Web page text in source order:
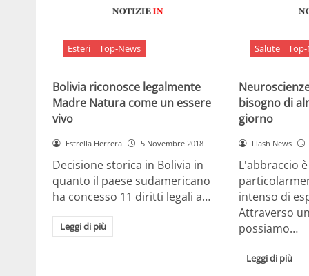
Esteri Top-News
Bolivia riconosce legalmente
Madre Natura come un essere
vivo
Estrella Herrera 5 Novembre 2018
Decisione storica in Bolivia in
quanto il paese sudamericano
ha concesso 11 diritti legali a…
Leggi di più
Salute
bisogno di
giorno
Flash News
L'abbraccio
intenso di
Attraverso
possiamo…
Leggi di più